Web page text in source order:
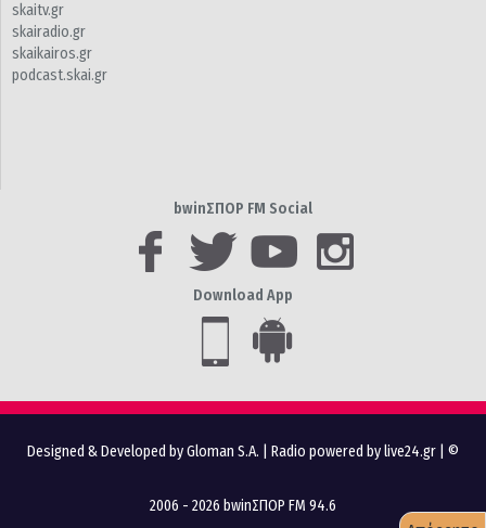
skaitv.gr
skairadio.gr
skaikairos.gr
podcast.skai.gr
bwinΣΠΟΡ FM Social
Download App
Designed & Developed by Gloman S.A. Radio powered by live24.gr | ©
2006 - 2026 bwinΣΠΟΡ FM 94.6